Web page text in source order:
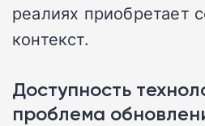
реалиях приобретает
контекст.
Доступность
проблема